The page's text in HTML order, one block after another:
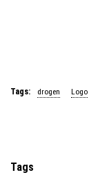
Tags: drogen Logo
Tags